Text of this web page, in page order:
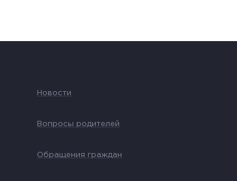
Новости
Вопросы родителей
Обращения граждан